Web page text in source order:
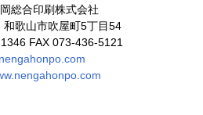
総合印刷株式会社
歌山市吹屋町5丁目54
FAX 073-436-5121